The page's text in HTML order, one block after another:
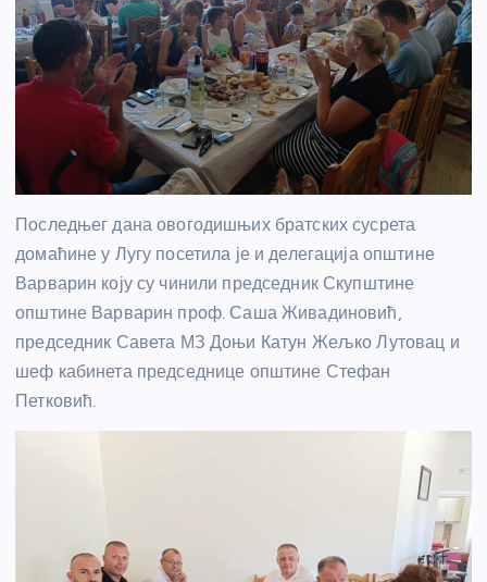
Последњег дана овогодишњих братских сусрета
домаћине у Лугу посетила је и делегација општине
Варварин коју су чинили председник Скупштине
општине Варварин проф. Саша Живадиновић,
председник Савета МЗ Доњи Катун Жељко Лутовац и
шеф кабинета председнице општине Стефан
Петковић.